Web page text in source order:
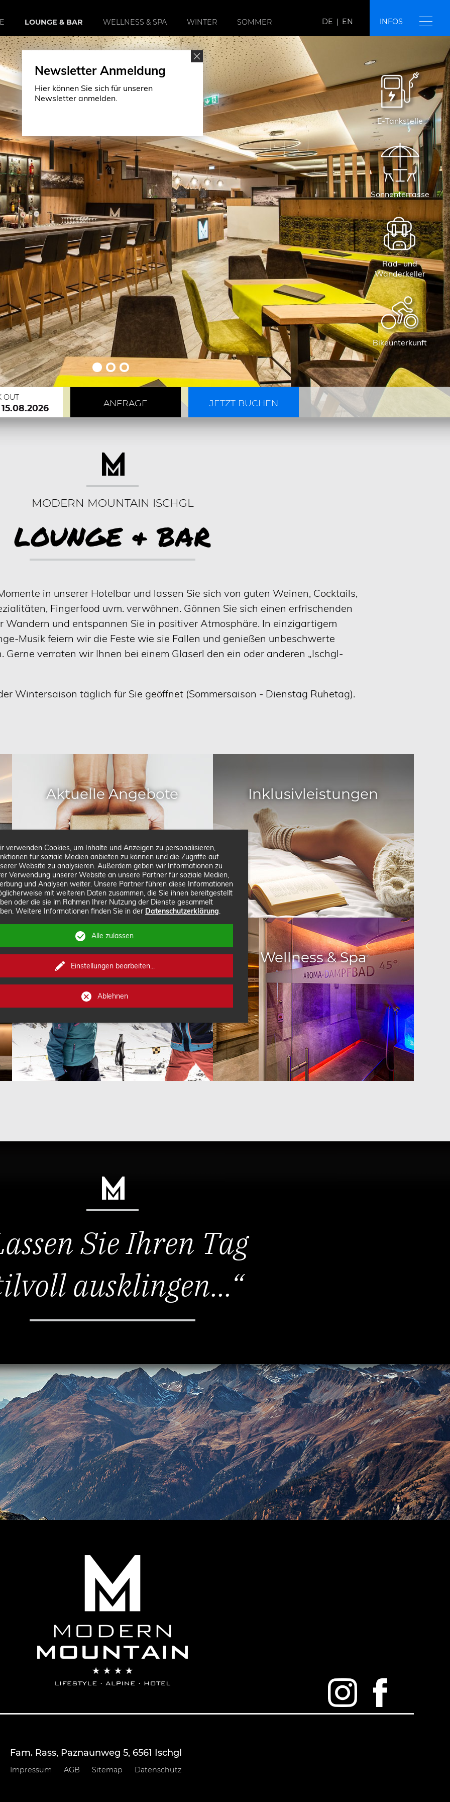
E-Tankstelle
Sonnenterrasse
Rad- und
Wanderkeller
Bikeunterkunft
MODERN MOUNTAIN ISCHGL
LOUNGE & BAR
in unserer Hotelbar und lassen Sie sich von guten Weinen, Cocktails,
Fingerfood uvm. verwöhnen. Gönnen Sie sich einen erfrischenden
Wandern und entspannen Sie in positiver Atmosphäre. In einzigartigem
Musik feiern wir die Feste wie sie Fallen und genießen unbeschwerte
Gerne verraten wir Ihnen bei einem Glaserl den ein oder anderen „Ischgl-
Wintersaison täglich für Sie geöffnet (Sommersaison - Dienstag Ruhetag).
Aktuelle Angebote Inklusivleistungen
Winter in Ischgl Wellness & Spa
Sie Ihren Tag
ausklingen...“
Fam. Rass, Paznaunweg 5, 6561 Ischgl
Impressum AGB Sitemap Datenschutz
LOUNGE & BAR WELLNESS & SPA WINTER SOMMER DE | EN
OUT
INFOS
Newsletter Anmeldung
Hier können Sie sich für unseren
Newsletter anmelden.
verwenden Cookies, um Inhalte und Anzeigen zu personalisieren,
für soziale Medien anbieten zu können und die Zugriffe auf
Website zu analysieren. Außerdem geben wir Informationen zu
Verwendung unserer Website an unsere Partner für soziale Medien,
und Analysen weiter. Unsere Partner führen diese Informationen
mit weiteren Daten zusammen, die Sie ihnen bereitgestellt
oder die sie im Rahmen Ihrer Nutzung der Dienste gesammelt
Weitere Informationen finden Sie in der Datenschutzerklärung
Einstellungen bearbeiten...
Ablehnen
Alle zulassen